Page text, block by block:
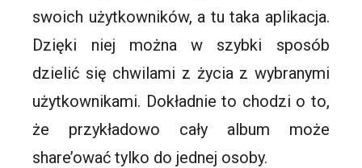
swoich użytkowników, a tu taka aplikacja.
Dzięki niej można w szybki sposób
dzielić się chwilami z życia z wybranymi
użytkownikami. Dokładnie to chodzi o to,
że przykładowo cały album może
share’ować tylko do jednej osoby.